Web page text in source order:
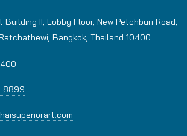
Building II, Lobby Floor, New Petchburi Road,
Bangkok, Thailand 10400
8899